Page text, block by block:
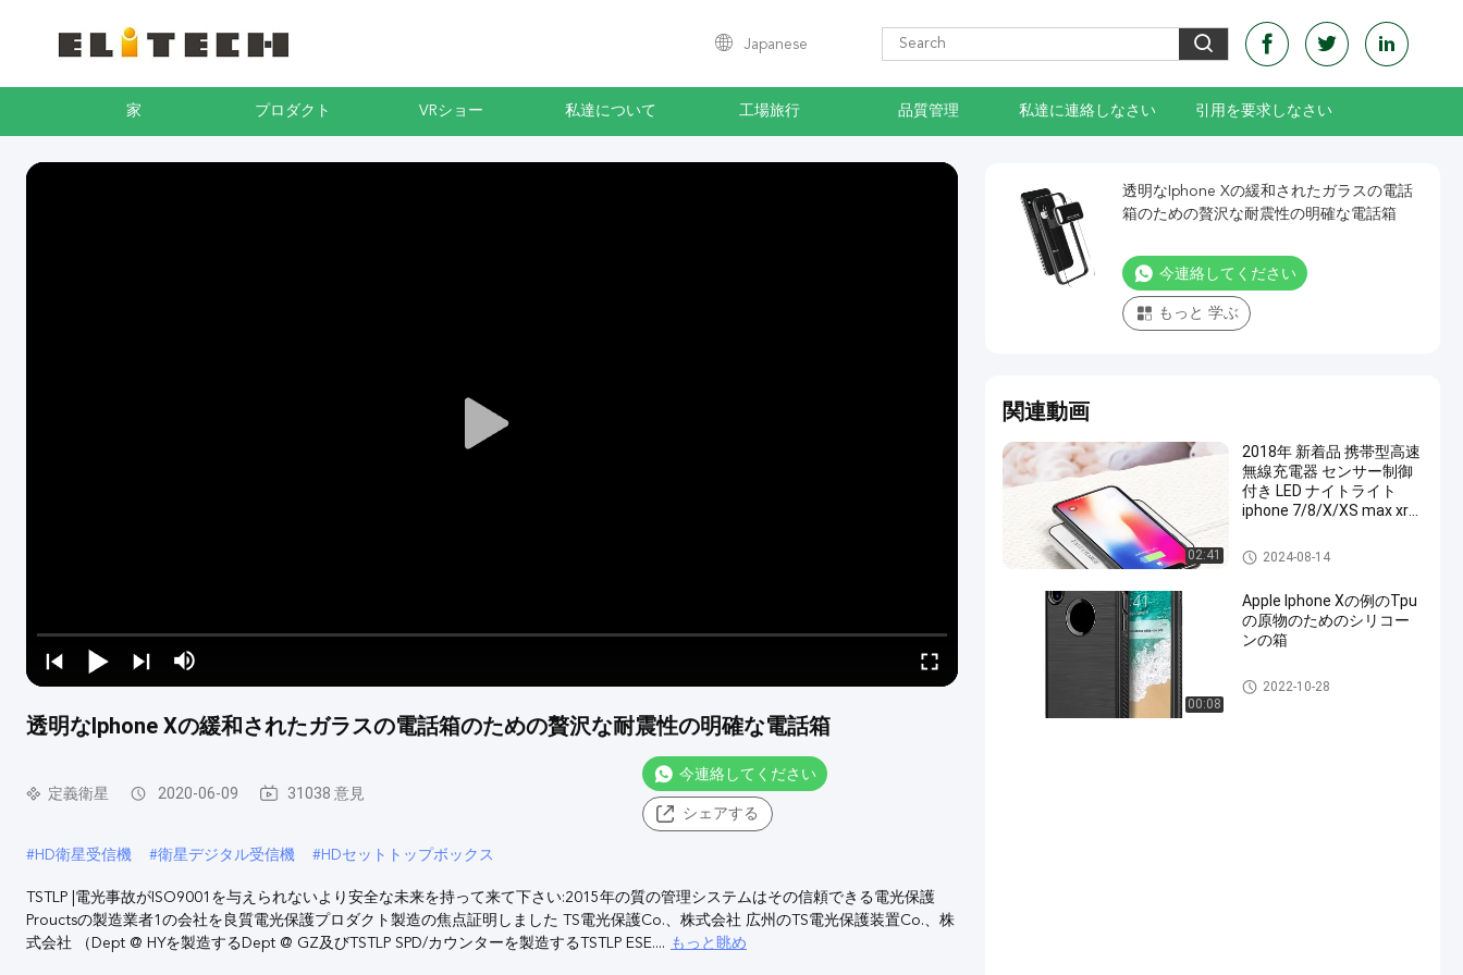
Japanese
家 プロダクト VRショー 私達について 工場旅行 品質管理 私達に連絡しなさい 引用を要求しなさい
透明なIphone Xの緩和されたガラスの電話箱のための贅沢な耐震性の明確な電話箱
定義衛星 2020-06-09 31038 意見
今連絡してください
シェアする
#HD衛星受信機 #衛星デジタル受信機 #HDセットトップボックス
TSTLP |電光事故がISO9001を与えられないより安全な未来を持って来て下さい:2015年の質の管理システムはその信頼できる電光保護
Prouctsの製造業者1の会社を良質電光保護プロダクト製造の焦点証明しました TS電光保護Co.、株式会社 広州のTS電光保護装置Co.、株
式会社 （Dept @ HYを製造するDept @ GZ及びTSTLP SPD/カウンターを製造するTSTLP ESE.... もっと眺め
透明なIphone Xの緩和されたガラスの電話
箱のための贅沢な耐震性の明確な電話箱
今連絡してください
もっと 学ぶ
関連動画
02:41
2018年 新着品 携帯型高速
無線充電器 センサー制御
付き LED ナイトライト
iphone 7/8/X/XS max xr
DVB-T2セットトップボックス
2024-08-14
00:08
Apple Iphone Xの例のTpu
の原物のためのシリコー
ンの箱
Definition22
2022-10-28